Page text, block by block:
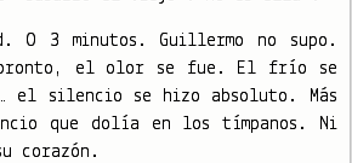
O 3 minutos. Guillermo no supo.
pronto, el olor se fue. El frío se
el silencio se hizo absoluto. Más
que dolía en los tímpanos. Ni
corazón.